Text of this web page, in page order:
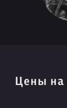
Цены на